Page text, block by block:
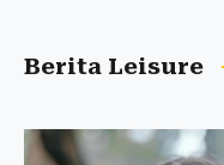
Berita Leisure